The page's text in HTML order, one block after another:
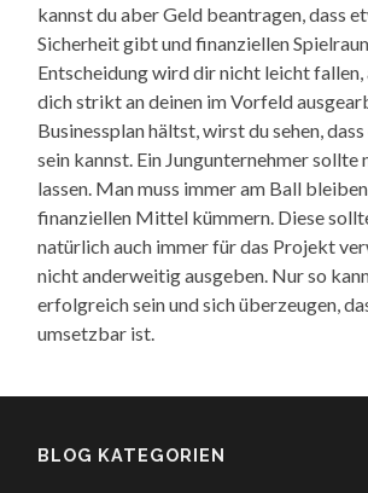
kannst du aber Geld beantragen, dass
Sicherheit gibt und finanziellen
Entscheidung wird dir nicht leicht fallen,
dich strikt an deinen im Vorfeld
Businessplan hältst, wirst du sehen,
sein kannst. Ein Jungunternehmer sollte
lassen. Man muss immer am Ball
finanziellen Mittel kümmern. Diese
natürlich auch immer für das Projekt
nicht anderweitig ausgeben. Nur so
erfolgreich sein und sich überzeugen,
umsetzbar ist.
BLOG KATEGORIEN